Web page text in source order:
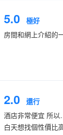
5.0 極好
房間和網上介紹的
2.0 還行
酒店非常便宜 所
白天想找個性價比